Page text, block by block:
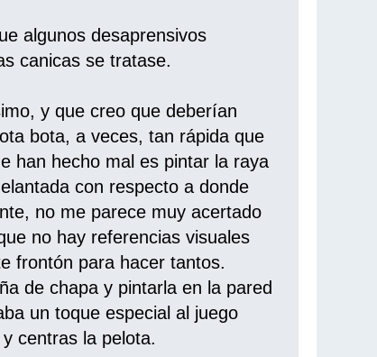
algunos desaprensivos
canicas se tratase.
y que creo que deberían
bota, a veces, tan rápida que
han hecho mal es pintar la raya
con respecto a donde
no me parece muy acertado
no hay referencias visuales
frontón para hacer tantos.
de chapa y pintarla en la pared
un toque especial al juego
centras la pelota.